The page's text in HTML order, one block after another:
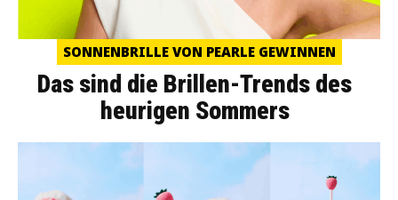
SONNENBRILLE VON PEARLE GEWINNEN
Das sind die Brillen-Trends des
heurigen Sommers